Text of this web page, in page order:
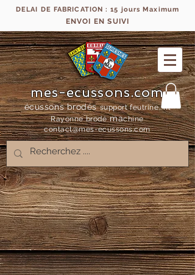
DELAI DE FABRICATION : 15 jours Maximum
ENVOI EN SUIVI
mes-ecussons.com
écussons brodés support feutrine, fil
Rayonne brodémachine
contact@mes-ecussons.com